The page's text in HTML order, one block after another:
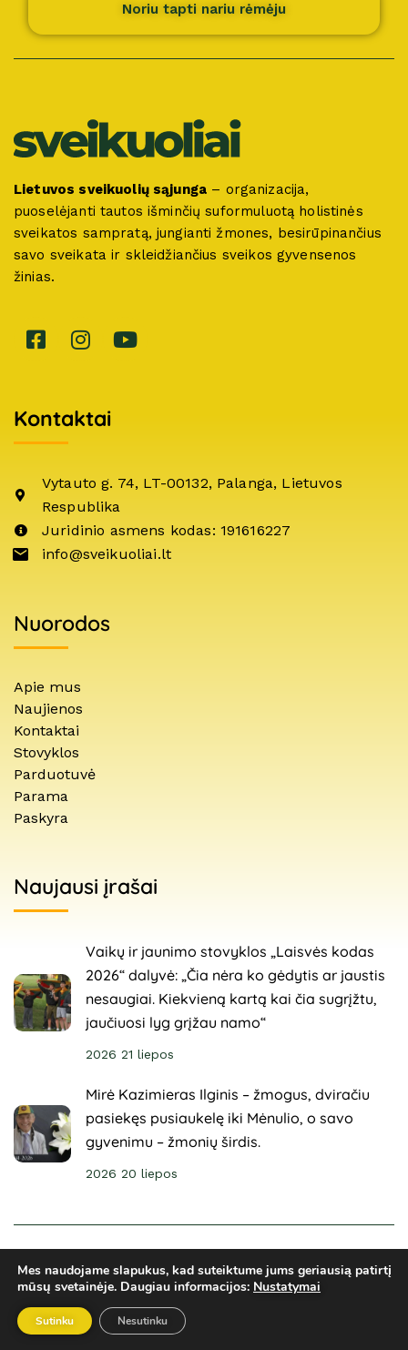
Noriu tapti nariu rėmėju
Lietuvos sveikuolių sąjunga – organizacija,
puoselėjanti tautos išminčių suformuluotą holistinės
sveikatos sampratą, jungianti žmones, besirūpinančius
savo sveikata ir skleidžiančius sveikos gyvensenos
žinias.
Kontaktai
Vytauto g. 74, LT-00132, Palanga, Lietuvos
Respublika
Juridinio asmens kodas: 191616227
info@sveikuoliai.lt
Nuorodos
Apie mus
Naujienos
Kontaktai
Stovyklos
Parduotuvė
Parama
Paskyra
Naujausi įrašai
Vaikų ir jaunimo stovyklos „Laisvės kodas
2026“ dalyvė: „Čia nėra ko gėdytis ar jaustis
nesaugiai. Kiekvieną kartą kai čia sugrįžtu,
jaučiuosi lyg grįžau namo“
2026 21 liepos
Mirė Kazimieras Ilginis – žmogus, dviračiu
pasiekęs pusiaukelę iki Mėnulio, o savo
gyvenimu – žmonių širdis.
2026 20 liepos
© 2025 Sveikuoliai. Visos teisės saugomos. Svetainė
sukurtaARCA4.lt
Privatumo politika El. parduotuvės taisyklės
Mes naudojame slapukus, kad suteiktume jums geriausią patirtį
mūsų svetainėje. Daugiau informacijos: Nustatymai
Sutinku Nesutinku